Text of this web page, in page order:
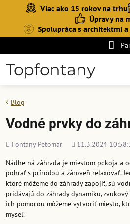
Viac ako 15 rokov na trhu
Úpravy na
Spolupráca s architektmi
Topfontany
Blog
Vodné prvky do
Pridal
Fontany Petomar Pridané
11.3.2024
Nádherná záhrada je miestom pokoja a
pohrať s prírodou a zároveň relaxovať.
ktoré môžeme do záhrady zapojiť, sú
pridávajú do záhrady dynamiku,
ich pomocou môžeme vytvoriť miesto,
myseľ.